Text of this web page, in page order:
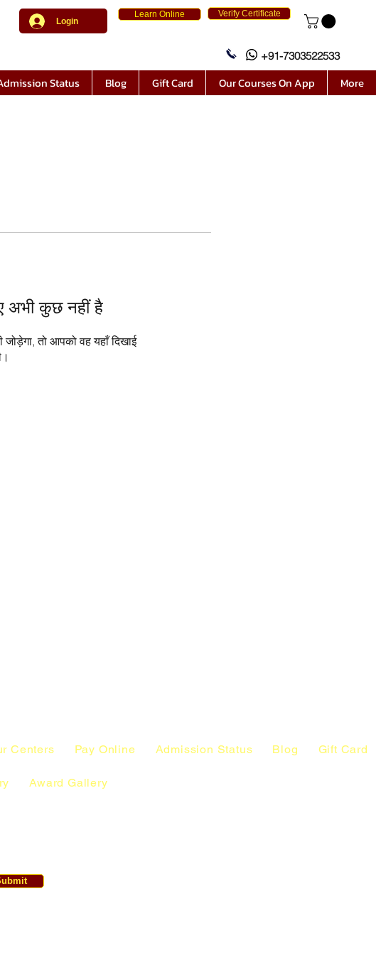
+91-7303522533
Verify Certificate
Login
Learn Online
Status Blog Gift Card Our Courses On App More
अभी कुछ नहीं है
तो आपको वह यहाँ दिखाई
Centers Pay Online Admission Status Blog Gift Card
Award Gallery